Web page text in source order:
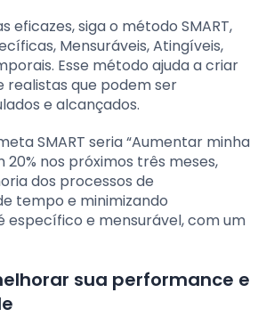
eficazes, siga o método SMART,
Mensuráveis, Atingíveis,
Esse método ajuda a criar
realistas que podem ser
e alcançados.
SMART seria “Aumentar minha
nos próximos três meses,
dos processos de
tempo e minimizando
específico e mensurável, com um
sua performance e